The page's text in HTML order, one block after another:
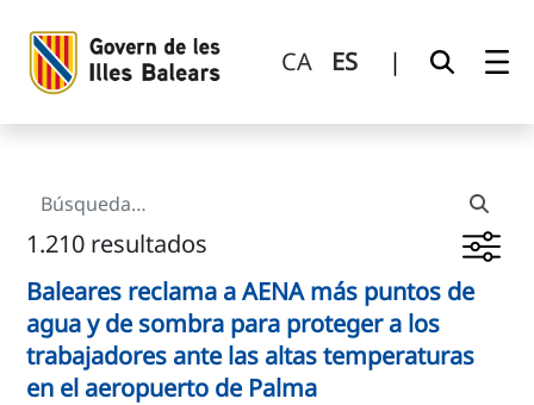
CA ES |
1.210 resultados
Baleares reclama a AENA más puntos de
agua y de sombra para proteger a los
trabajadores ante las altas temperaturas
en el aeropuerto de Palma